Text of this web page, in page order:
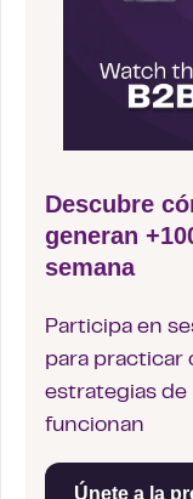
Descubre
generan
semana
Participa en
para practicar
estrategias
funcionan
Únete a la